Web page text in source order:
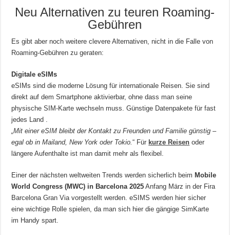
Neu Alternativen zu teuren Roaming-
Gebühren
Es gibt aber noch weitere clevere Alternativen, nicht in die Falle von
Roaming-Gebühren zu geraten:
Digitale eSIMs
eSIMs sind die moderne Lösung für internationale Reisen. Sie sind
direkt auf dem Smartphone aktivierbar, ohne dass man seine
physische SIM-Karte wechseln muss. Günstige Datenpakete für fast
jedes Land .
„Mit einer eSIM bleibt der Kontakt zu Freunden und Familie günstig –
egal ob in Mailand, New York oder Tokio.“ Für kurze Reisen oder
längere Aufenthalte ist man damit mehr als flexibel.
Einer der nächsten weltweiten Trends werden sicherlich beim Mobile
World Congress (MWC) in Barcelona 2025 Anfang März in der Fira
Barcelona Gran Via vorgestellt werden. eSIMS werden hier sicher
eine wichtige Rolle spielen, da man sich hier die gängige SimKarte
im Handy spart.